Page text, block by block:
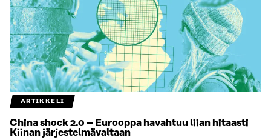
ARTIKKELI
China shock 2.0 – Eurooppa havahtuu liian hitaasti
Kiinan järjestelmävaltaan